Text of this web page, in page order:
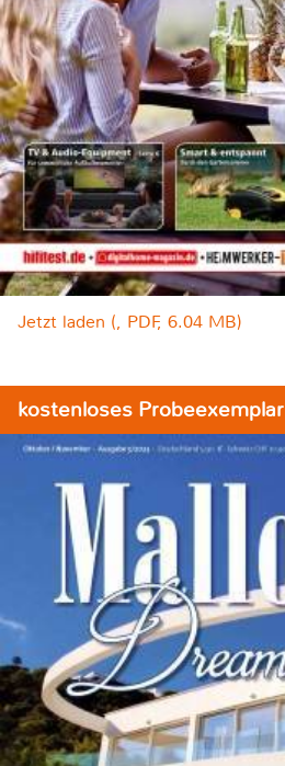
Jetzt laden (, PDF, 6.04 MB)
kostenloses Probeexemplar